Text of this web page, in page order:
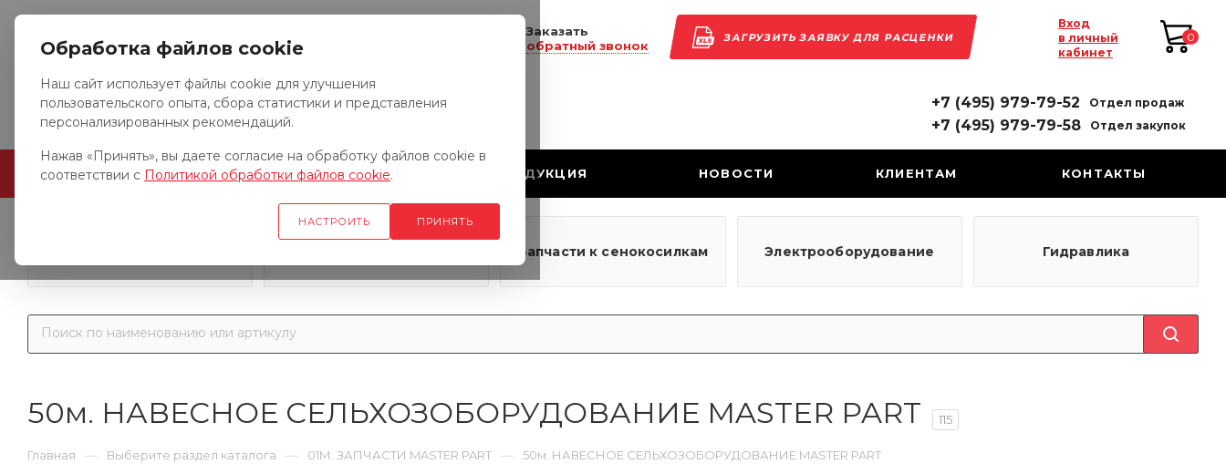
0
Вход
в личный
кабинет
ЗАГРУЗИТЬ ЗАЯВКУ ДЛЯ РАСЦЕНКИ
Заказать
обратный звонок
+7 (495) 979-79-52 Отдел продаж
+7 (495) 979-79-58 Отдел закупок
ГЛАВНАЯ О КОМПАНИИ ПРОДУКЦИЯ НОВОСТИ КЛИЕНТАМ КОНТАКТЫ
Запчасти к грузовым
Запчасти к сенокосилкам Электрооборудование Гидравлика
50м. НАВЕСНОЕ СЕЛЬХОЗОБОРУДОВАНИЕ MASTER PART 115
Главная — Выберите раздел каталога — 01М. ЗАПЧАСТИ MASTER PART — 50м. НАВЕСНОЕ СЕЛЬХОЗОБОРУДОВАНИЕ MASTER PART
Обработка файлов cookie
Наш сайт использует файлы cookie для улучшения
пользовательского опыта, сбора статистики и представления
персонализированных рекомендаций.
Нажав «Принять», вы даете согласие на обработку файлов cookie в
соответствии с Политикой обработки файлов cookie.
НАСТРОИТЬ ПРИНЯТЬ